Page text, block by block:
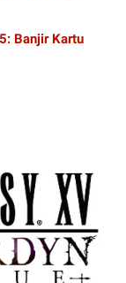
Banjir Kartu